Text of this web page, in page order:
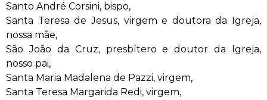
Santo André Corsini, bispo,
Santa Teresa de Jesus, virgem e doutora da Igreja,
nossa mãe,
São João da Cruz, presbítero e doutor da Igreja,
nosso pai,
Santa Maria Madalena de Pazzi, virgem,
Santa Teresa Margarida Redi, virgem,